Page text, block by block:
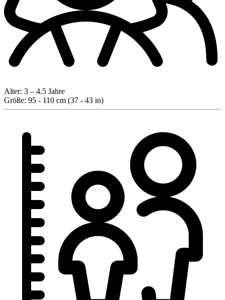
Alter: 3 – 4.5 Jahre
Größe: 95 - 110 cm (37 - 43 in)